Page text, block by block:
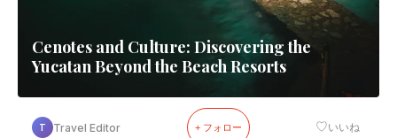
Cenotes and Culture: Discovering the
Yucatan Beyond the Beach Resorts
T Travel Editor + フォロー ♡いいね